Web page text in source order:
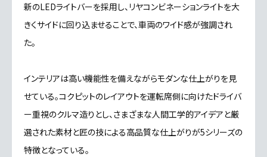
新のLEDライトバーを採用し、リヤコンビネーションライトを大
きくサイドに回り込ませることで、車両のワイド感が強調され
た。
インテリアは高い機能性を備えながらモダンな仕上がりを見
せている。コクピットのレイアウトを運転席側に向けたドライバ
ー重視のクルマ造りとし、さまざまな人間工学的アイデアと厳
選された素材と匠の技による高品質な仕上がりが5シリーズの
特徴となっている。